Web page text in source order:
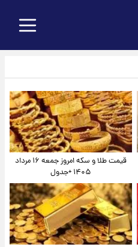
قیمت طلا و سکه امروز جمعه ۱۶ مرداد
۱۴۰۵ +جدول